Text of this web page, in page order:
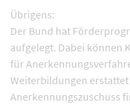
Übrigens:
Der Bund hat
aufgelegt. Dabei können
für
Weiterbildungen
Anerkennungszuschuss